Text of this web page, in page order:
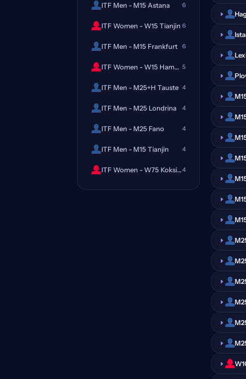
ITF Men - M15 Astana 6
ITF Women - W15 Tianjin 6
ITF Men - M15 Frankfurt 6
ITF Women - W15 Hameenlinna 5
ITF Men - M25+H Tauste 4
ITF Men - M25 Londrina 4
ITF Men - M25 Fano 4
ITF Men - M15 Tianjin 4
ITF Women - W75 Koksijde4